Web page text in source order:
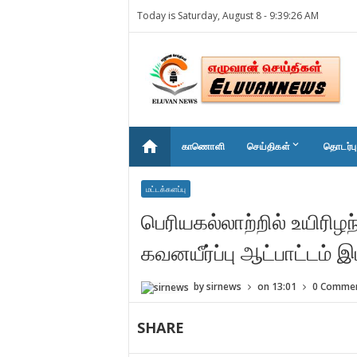
Today is Saturday, August 8 - 9:39:26 AM
home காணொளி செய்திகள் keyboard_arrow_down
மட்டக்களப்பு
பெரியகல்லாற்றில்
கவனயீர்ப்பு ஆட்பாட்டம்
bysirnews on 13:01 0
SHARE